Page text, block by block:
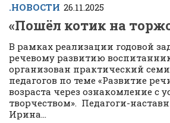
.НОВОСТИ 26.11.2025
«Пошёл котик на
В рамках реализации годовой
речевому развитию
организован практический
педагогов по теме «Развитие
возраста через ознакомление
творчеством». Педагоги-
Ирина...